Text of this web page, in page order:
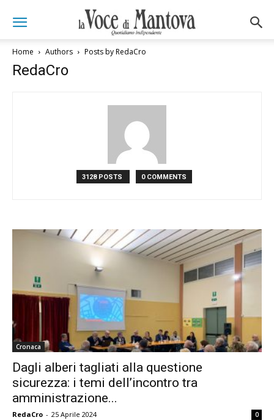
Home Authors Posts by RedaCro
RedaCro
3128 POSTS 0 COMMENTS
Cronaca
Dagli alberi tagliati alla questione
sicurezza: i temi dell’incontro tra
amministrazione...
RedaCro - 25 Aprile 2024 0